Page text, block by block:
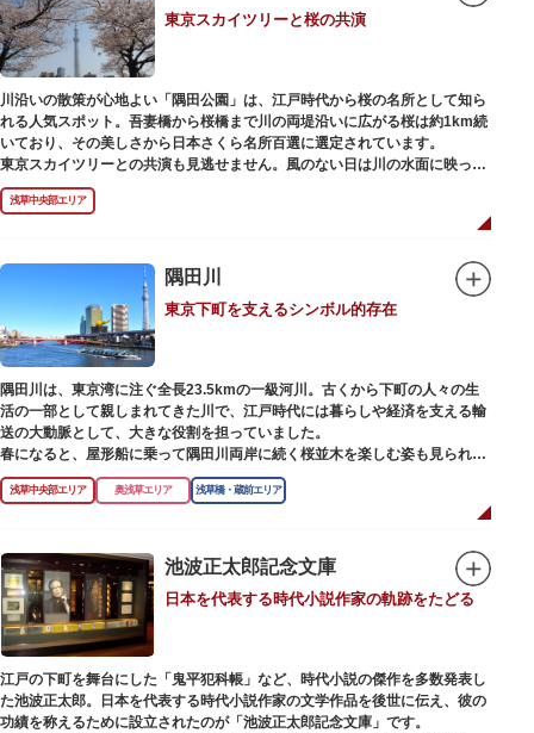
江戸文化発祥の地といわれる浅草には、観音様の境内を中心として広く各所
に名所・旧跡があります。七福神をめぐる途中、これらの名跡も訪ねながら
江戸文化の面影を偲んでみてはいかがでしょうか。
御利益にあやかりながらの散策は、福徳と心の安らぎを与えてくれることで
しょう。
東京スカイツリーと桜の共演
川沿いの散策が心地よい「隅田公園」は、江戸時代から桜の名所として知ら
れる人気スポット。吾妻橋から桜橋まで川の両堤沿いに広がる桜は約1km続
いており、その美しさから日本さくら名所百選に選定されています。
東京スカイツリーとの共演も見逃せません。風のない日は川の水面に映った
「逆さスカイツリー」と桜のコラボレーションも楽しめます。シーズン中は
夜桜がライトアップされ、日中とは異なる幻想的な雰囲気に包まれるのも魅
力のひとつ。屋形船や水上バスも運航しているので、いつもと違った目線の
浅草中央部エリア
隅田川
東京下町を支えるシンボル的存在
隅田川は、東京湾に注ぐ全長23.5kmの一級河川。古くから下町の人々の生
活の一部として親しまれてきた川で、江戸時代には暮らしや経済を支える輸
送の大動脈として、大きな役割を担っていました。
春になると、屋形船に乗って隅田川両岸に続く桜並木を楽しむ姿も見られ、
東京スカイツリーとのコラボレーションも、まさに絵になる光景です。ま
た、毎年7月の最終土曜日に開催される「隅田川花火大会」は、東京の夏の
川沿いには「隅田川テラス」と呼ばれる遊歩道も整備されています。心地よ
い風に吹かれながら、緑化が施された遊歩道で散歩やジョギングを楽しんだ
後は、オープンカフェでほっと一息つくのもおすすめです。
隅田川にかかる橋々も、それぞれ特徴的な形をしていて見応えは抜群。せっ
かくなら水上バスに乗船して、優雅に観察してみてはいかがでしょうか。
浅草中央部エリア 奥浅草エリア 浅草橋・蔵前エリア
池波正太郎記念文庫
日本を代表する時代小説作家の軌跡をたどる
江戸の下町を舞台にした「鬼平犯科帳」など、時代小説の傑作を多数発表し
た池波正太郎。日本を代表する時代小説作家の文学作品を後世に伝え、彼の
功績を称えるために設立されたのが「池波正太郎記念文庫」です。